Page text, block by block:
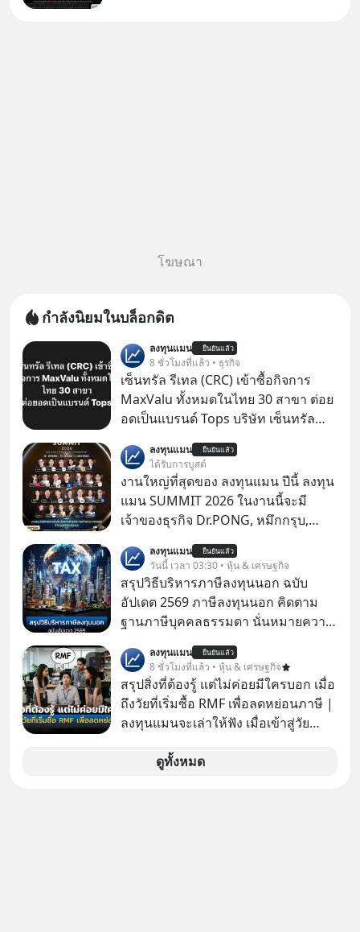
โฆษณา
กำลังนิยมในบล็อกดิต
ลงทุนแมน ยืนยันแล้ว
8 ชั่วโมงที่แล้ว • ธุรกิจ
เซ็นทรัล รีเทล (CRC) เข้าซื้อกิจการ
MaxValu ทั้งหมดในไทย 30 สาขา ต่อย
อดเป็นแบรนด์ Tops บริษัท เซ็นทรัล
CRC แจ้งตลาดหลักทรัพย์ฯ ว่า บริษัท
เซ็นทรัล ฟู้ด รีเทล จำกัด (CFR) ซึ่งเป็น
บริษัทย่อยที่ CRC ถือหุ้นทั้งทางตรงและ
ทางอ้อม 100%
ลงทุนแมน ยืนยันแล้ว
ได้รับการบูสต์
งานใหญ่ที่สุดของ ลงทุนแมน ปีนี้ ลงทุน
แมน SUMMIT 2026 ในงานนี้จะมี
เจ้าของธุรกิจ Dr.PONG, หมึกกรุบ,
Fastwork, MizuMi, KARMART, อิชิตัน
มาแชร์ความรู้การสร้างธุรกิจ
ลงทุนแมน ยืนยันแล้ว
วันนี้ เวลา 03:30 • หุ้น & เศรษฐกิจ
สรุปวิธีบริหารภาษีลงทุนนอก ฉบับ
อัปเดต 2569 ภาษีลงทุนนอก คิดตาม
ฐานภาษีบุคคลธรรมดา นั่นหมายความ
ลงทุนแมน ยืนยันแล้ว
8 ชั่วโมงที่แล้ว • หุ้น & เศรษฐกิจ
สรุปสิ่งที่ต้องรู้ แต่ไม่ค่อยมีใครบอก เมื่อ
ถึงวัยที่เริ่มซื้อ RMF เพื่อลดหย่อนภาษี |
ลงทุนแมนจะเล่าให้ฟัง เมื่อเข้าสู่วัย
ดูทั้งหมด